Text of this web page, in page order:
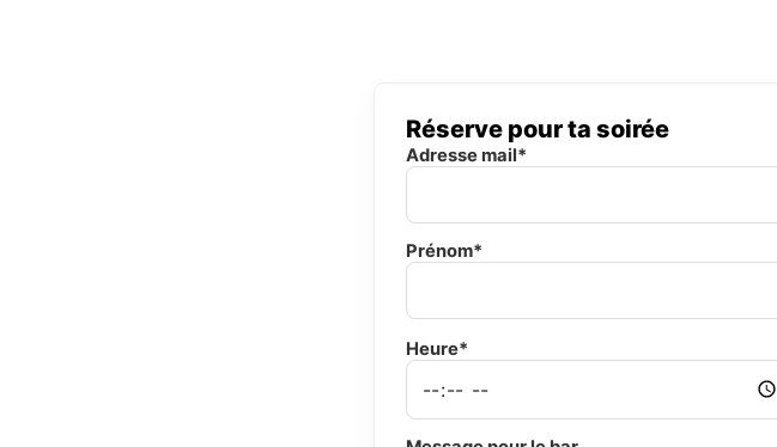
Réserve pour ta soirée
Adresse mail*
Prénom*
Heure*